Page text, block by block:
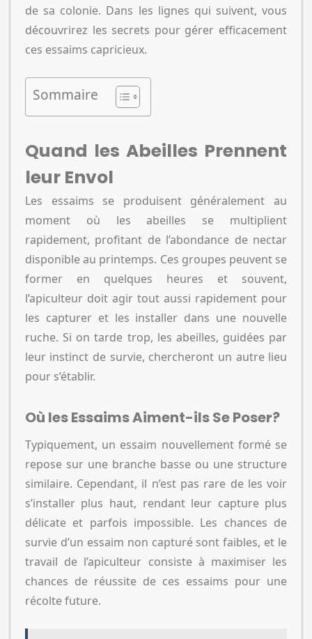
de sa colonie. Dans les lignes qui suivent, vous
découvrirez les secrets pour gérer efficacement
ces essaims capricieux.
Sommaire
Quand les Abeilles Prennent
leur Envol
Les essaims se produisent généralement au
moment où les abeilles se multiplient
rapidement, profitant de l’abondance de nectar
disponible au printemps. Ces groupes peuvent se
former en quelques heures et souvent,
l’apiculteur doit agir tout aussi rapidement pour
les capturer et les installer dans une nouvelle
ruche. Si on tarde trop, les abeilles, guidées par
leur instinct de survie, chercheront un autre lieu
pour s’établir.
Où les Essaims Aiment-ils Se Poser?
Typiquement, un essaim nouvellement formé se
repose sur une branche basse ou une structure
similaire. Cependant, il n’est pas rare de les voir
s’installer plus haut, rendant leur capture plus
délicate et parfois impossible. Les chances de
survie d’un essaim non capturé sont faibles, et le
travail de l’apiculteur consiste à maximiser les
chances de réussite de ces essaims pour une
récolte future.